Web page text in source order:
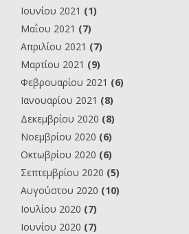
Ιουνίου 2021 (1)
Μαΐου 2021 (7)
Απριλίου 2021 (7)
Μαρτίου 2021 (9)
Φεβρουαρίου 2021 (6)
Ιανουαρίου 2021 (8)
Δεκεμβρίου 2020 (8)
Νοεμβρίου 2020 (6)
Οκτωβρίου 2020 (6)
Σεπτεμβρίου 2020 (5)
Αυγούστου 2020 (10)
Ιουλίου 2020 (7)
Ιουνίου 2020 (7)